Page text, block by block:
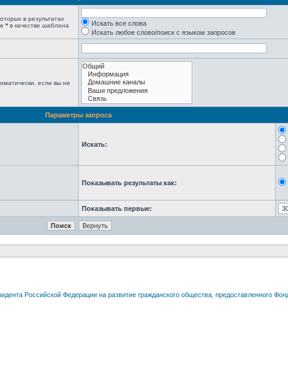
в результатах
* в качестве шаблона
Искать все слова
Искать любое слово/поиск с языком запросов
если вы не
Параметры запроса
Искать:
Показывать результаты как:
Показывать первые: